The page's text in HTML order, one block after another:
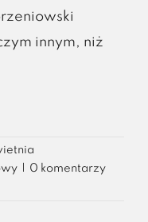
innym, niż
0 komentarzy